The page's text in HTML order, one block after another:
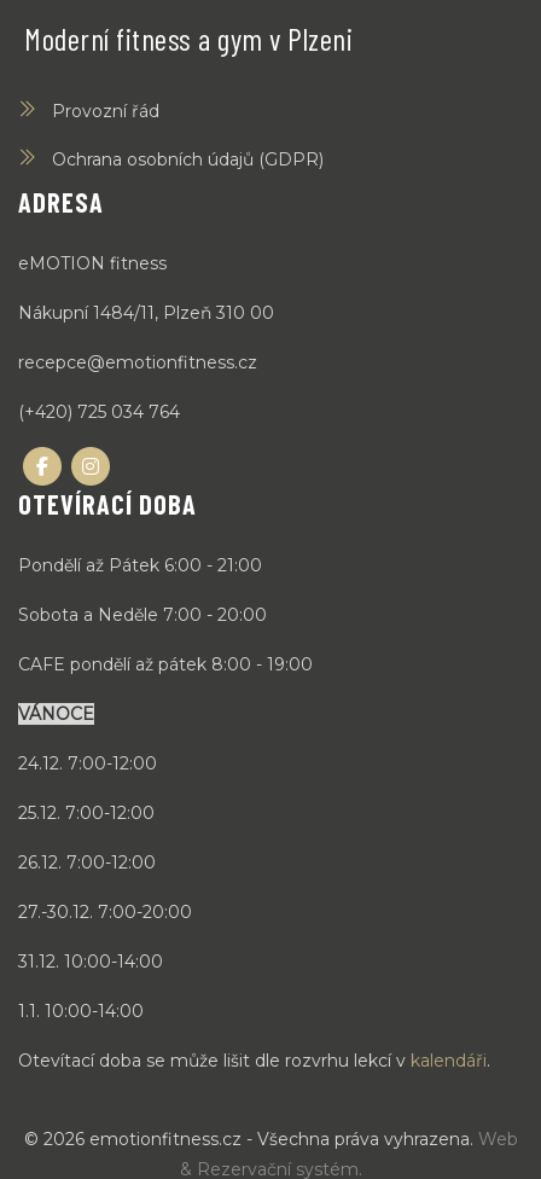
Moderní fitness a gym v Plzeni
Provozní řád
Ochrana osobních údajů (GDPR)
ADRESA
eMOTION fitness
Nákupní 1484/11, Plzeň 310 00
recepce@emotionfitness.cz
(+420) 725 034 764
OTEVÍRACÍ DOBA
Pondělí až Pátek 6:00 - 21:00
Sobota a Neděle 7:00 - 20:00
CAFE pondělí až pátek 8:00 - 19:00
VÁNOCE
24.12. 7:00-12:00
25.12. 7:00-12:00
26.12. 7:00-12:00
27.-30.12. 7:00-20:00
31.12. 10:00-14:00
1.1. 10:00-14:00
Otevítací doba se může lišit dle rozvrhu lekcí v kalendáři.
© 2026 emotionfitness.cz - Všechna práva vyhrazena. Web
& Rezervační systém.